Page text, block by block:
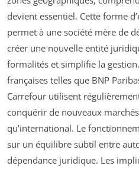
devient essentiel. Cette forme
permet à une société mère de
créer une nouvelle entité
formalités et simplifie la
françaises telles que BNP
Carrefour utilisent
conquérir de nouveaux
qu’international. Le
sur un équilibre subtil entre
dépendance juridique. Les